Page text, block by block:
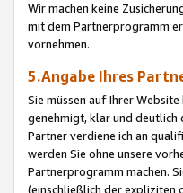
Wir machen keine
mit dem Partnerprogramm
vornehmen.
5.Angabe Ihres
Sie müssen auf Ihrer
genehmigt, klar und deutlich
Partner verdiene ich an
werden Sie ohne unsere
Partnerprogramm machen.
(einschließlich der expliziten